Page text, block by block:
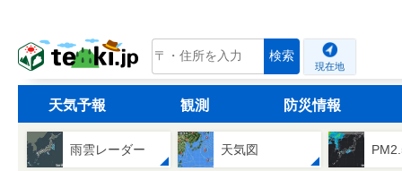
tenki.jp 検索
現在地
天気予報 観測 防災情報
雨雲レーダー 天気図